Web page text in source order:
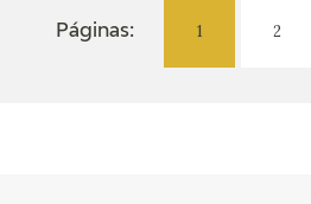
Páginas: 1 2